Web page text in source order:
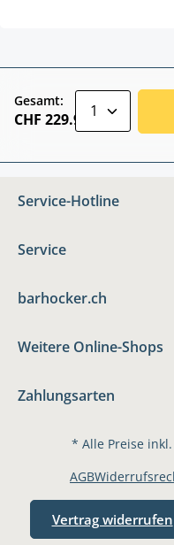
Gesamt:
CHF 229.90
Service-Hotline
Service
barhocker.ch
Weitere Online-Shops
Zahlungsarten
* Alle Preise
Vertrag widerrufen
AGB